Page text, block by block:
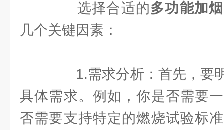
选择合适的多功能加
几个关键因素：
1.需求分析：首先，要
具体需求。例如，你是否需要
否需要支持特定的燃烧试验标